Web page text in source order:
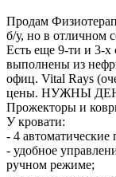
Продам
б/у, но в отличном
Есть еще 9-ти и 3-
выполнены из
офиц. Vital Rays
цены. НУЖНЫ
Прожекторы и
У кровати:
- 4
- удобное
ручном режиме;